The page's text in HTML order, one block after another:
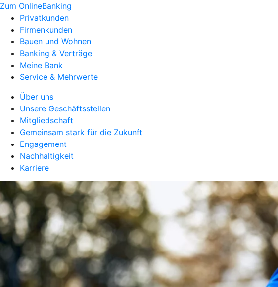
Zum OnlineBanking
Privatkunden
Firmenkunden
Bauen und Wohnen
Banking & Verträge
Meine Bank
Service & Mehrwerte
Über uns
Unsere Geschäftsstellen
Mitgliedschaft
Gemeinsam stark für die Zukunft
Engagement
Nachhaltigkeit
Karriere